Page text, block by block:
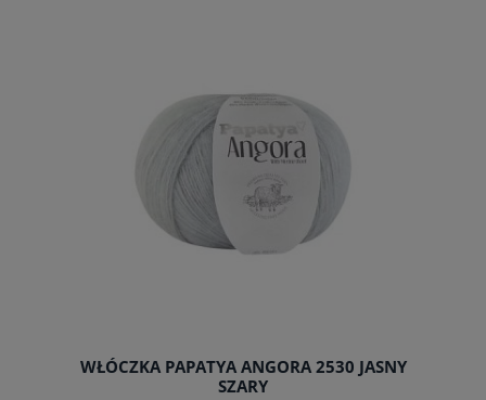
WŁÓCZKA PAPATYA ANGORA 2530 JASNY
SZARY